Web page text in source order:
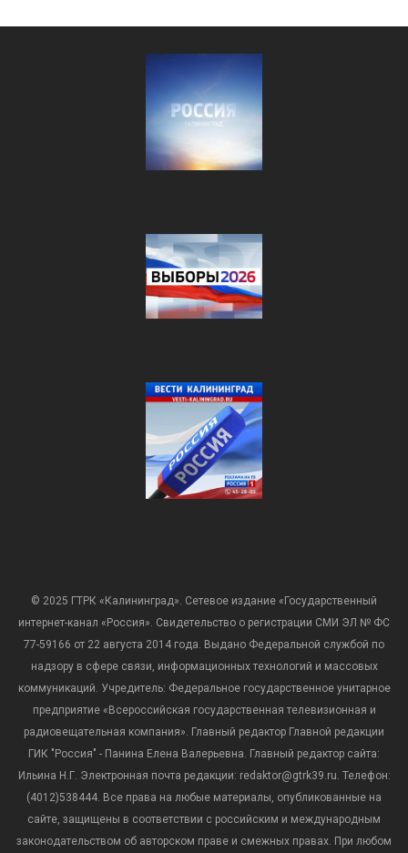
© 2025 ГТРК «Калининград». Сетевое издание «Государственный
интернет-канал «Россия». Свидетельство о регистрации СМИ ЭЛ № ФС
77-59166 от 22 августа 2014 года. Выдано Федеральной службой по
надзору в сфере связи, информационных технологий и массовых
коммуникаций. Учредитель: Федеральное государственное унитарное
предприятие «Всероссийская государственная телевизионная и
радиовещательная компания». Главный редактор Главной редакции
ГИК "Россия" - Панина Елена Валерьевна. Главный редактор сайта:
Ильина Н.Г. Электронная почта редакции: redaktor@gtrk39.ru. Телефон:
(4012)538444. Все права на любые материалы, опубликованные на
сайте, защищены в соответствии с российским и международным
законодательством об авторском праве и смежных правах. При любом